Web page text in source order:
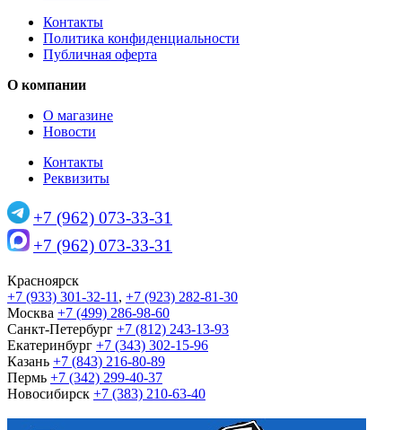
Контакты
Политика конфиденциальности
Публичная оферта
О компании
О магазине
Новости
Контакты
Реквизиты
+7 (962) 073-33-31
+7 (962) 073-33-31
Красноярск
+7 (933) 301-32-11 , +7 (923) 282-81-30
Москва +7 (499) 286-98-60
Санкт-Петербург +7 (812) 243-13-93
Екатеринбург +7 (343) 302-15-96
Казань +7 (843) 216-80-89
Пермь +7 (342) 299-40-37
Новосибирск +7 (383) 210-63-40